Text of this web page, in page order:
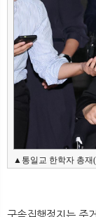
▲통일교 한학자 총재
구속집행정지는 주